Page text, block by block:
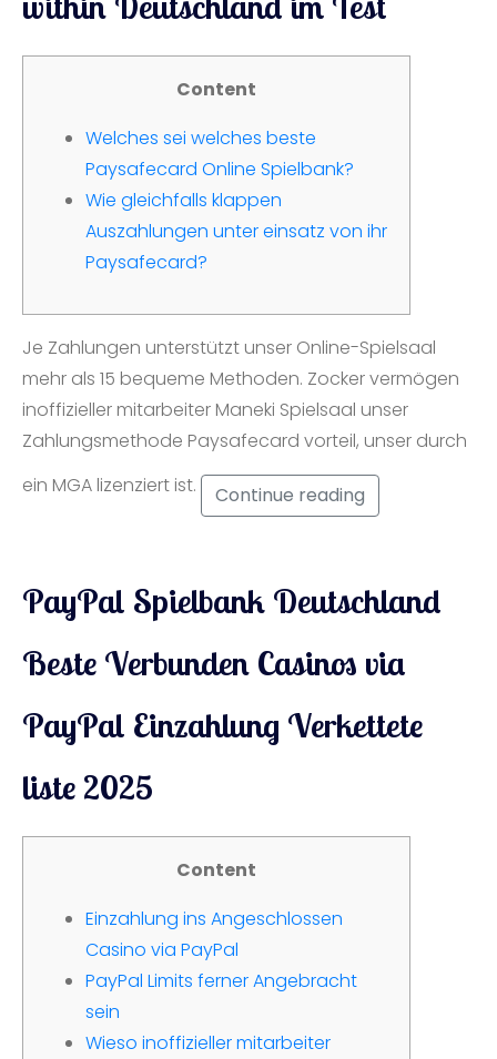
Content
Welches sei welches beste
Paysafecard Online Spielbank?
Wie gleichfalls klappen
Auszahlungen unter einsatz von ihr
Paysafecard?
Je Zahlungen unterstützt unser Online-Spielsaal
mehr als 15 bequeme Methoden. Zocker vermögen
inoffizieller mitarbeiter Maneki Spielsaal unser
Zahlungsmethode Paysafecard vorteil, unser durch
ein MGA lizenziert ist.
Continue reading
PayPal Spielbank Deutschland
Beste Verbunden Casinos via
PayPal Einzahlung Verkettete
liste 2025
Content
Einzahlung ins Angeschlossen
Casino via PayPal
PayPal Limits ferner Angebracht
sein
Wieso inoffizieller mitarbeiter